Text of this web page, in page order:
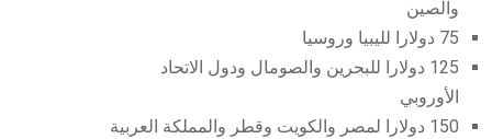
والصين
75 دولارا لليبيا وروسيا
125 دولارا للبحرين والصومال ودول الاتحاد
الأوروبي
150 دولارا لمصر والكويت وقطر والمملكة العربية